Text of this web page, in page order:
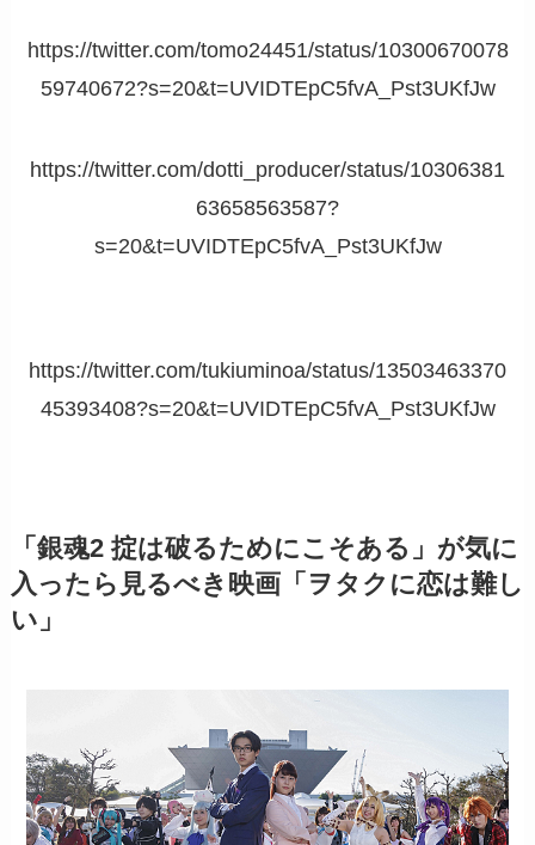
https://twitter.com/tomo24451/status/10300670078
59740672?s=20&t=UVIDTEpC5fvA_Pst3UKfJw
https://twitter.com/dotti_producer/status/10306381
63658563587?
s=20&t=UVIDTEpC5fvA_Pst3UKfJw
https://twitter.com/tukiuminoa/status/13503463370
45393408?s=20&t=UVIDTEpC5fvA_Pst3UKfJw
「銀魂2 掟は破るためにこそある」が気に
入ったら見るべき映画「ヲタクに恋は難し
い」